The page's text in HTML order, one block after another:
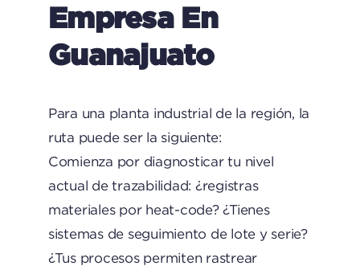
Empresa En
Guanajuato
Para una planta industrial de la región, la
ruta puede ser la siguiente:
Comienza por diagnosticar tu nivel
actual de trazabilidad: ¿registras
materiales por heat-code? ¿Tienes
sistemas de seguimiento de lote y serie?
¿Tus procesos permiten rastrear